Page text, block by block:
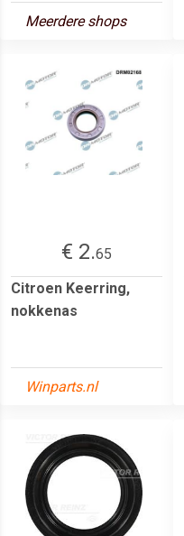
Meerdere shops
€ 2.65
Citroen Keerring,
nokkenas
Winparts.nl